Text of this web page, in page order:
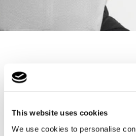
This website uses cookies
We use cookies to personalise